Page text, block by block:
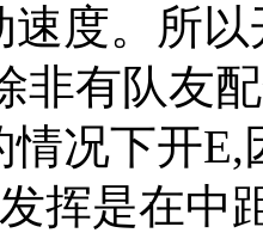
速度。所
非有队友
情况下开
挥是在中